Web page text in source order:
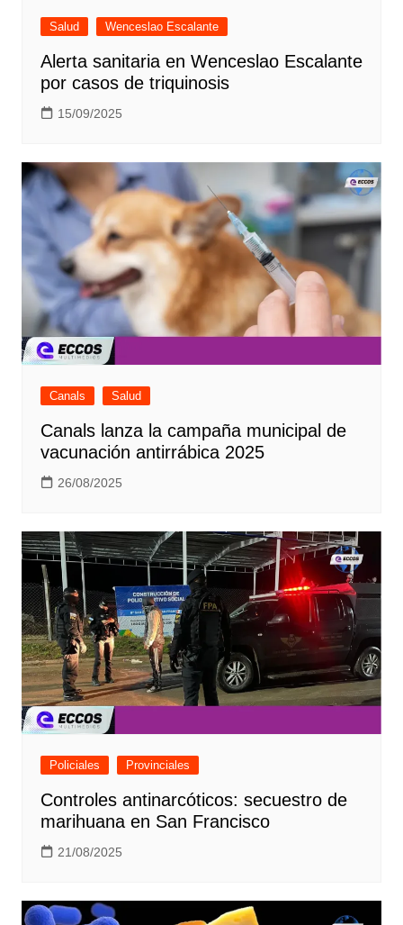
Salud Wenceslao Escalante
Alerta sanitaria en Wenceslao Escalante
por casos de triquinosis
15/09/2025
Canals Salud
Canals lanza la campaña municipal de
vacunación antirrábica 2025
26/08/2025
Policiales Provinciales
Controles antinarcóticos: secuestro de
marihuana en San Francisco
21/08/2025